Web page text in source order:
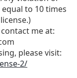
to 10 times
me at:
please visit:
2/